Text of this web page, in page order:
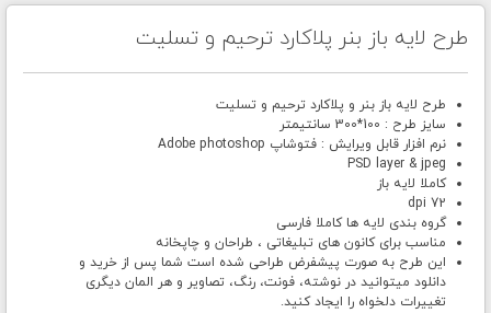
طرح لایه باز بنر پلاکارد ترحیم و تسلیت
طرح لایه باز بنر و پلاکارد ترحیم و تسلیت
سایز طرح : 100*300 سانتیمتر
نرم افزار قابل ویرایش : فتوشاپ Adobe photoshop
PSD layer & jpeg
کاملا لایه باز
72 dpi
گروه بندی لایه ها کاملا فارسی
مناسب برای کانون های تبلیغاتی ، طراحان و چاپخانه
این طرح به صورت پیشفرض طراحی شده است شما پس از خرید و
دانلود میتوانید در نوشته، فونت، رنگ، تصاویر و هر المان دیگری
تغییرات دلخواه را ایجاد کنید.